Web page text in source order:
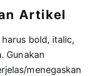
Artikel
bold, italic,
Gunakan
menegaskan